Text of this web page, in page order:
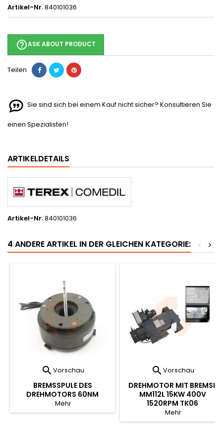
Artikel-Nr.840101036
help_outlineASK ABOUT PRODUCT
Teilen
Sie sind sich bei einem Kauf nicht sicher? Konsultieren Sie
einen Spezialisten!
ARTIKELDETAILS
Artikel-Nr.840101036
4 ANDERE ARTIKEL IN DER GLEICHEN KATEGORIE: >
<
Vorschau
BREMSSPULE DES
DREHMOTORS 60NM
Mehr
Vorschau
DREHMOTOR MIT BREMSE
MM112L 15KW 400V
1520RPM TK06
Mehr